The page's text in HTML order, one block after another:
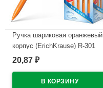
Ручка шариковая оранжевый
корпус (ErichKrause) R-301
Охра (Orange) синий, 0,7мм
20,87 ₽